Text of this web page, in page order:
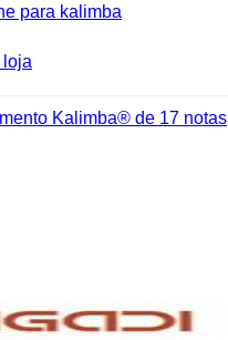
loja
para kalimba
Kalimba® de 17 notas